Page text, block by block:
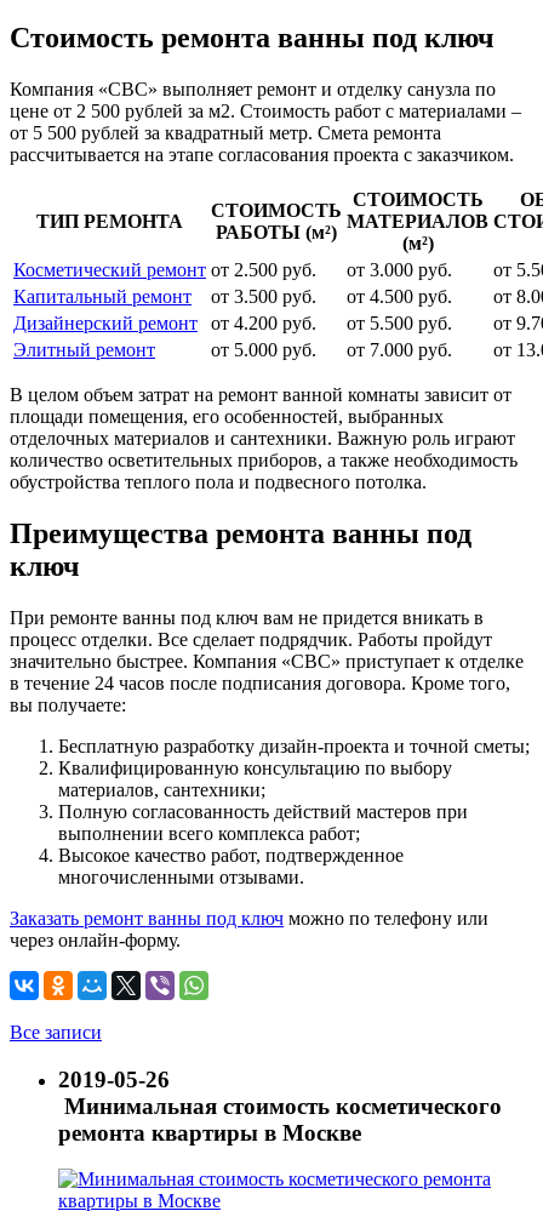
Стоимость ремонта ванны под ключ
Компания «СВС» выполняет ремонт и отделку санузла по
цене от 2 500 рублей за м2. Стоимость работ с материалами –
от 5 500 рублей за квадратный метр. Смета ремонта
рассчитывается на этапе согласования проекта с заказчиком.
ТИП РЕМОНТА
СТОИМОСТЬ
РАБОТЫ (м²)
СТОИМОСТЬ
МАТЕРИАЛОВ
(м²)
Косметический ремонт от 2.500 руб. от 3.000 руб.
от
Капитальный ремонт
от 3.500 руб. от 4.500 руб.
от
Дизайнерский ремонт
от 4.200 руб. от 5.500 руб.
от
Элитный ремонт
от 5.000 руб. от 7.000 руб. от
В целом объем затрат на ремонт ванной комнаты зависит от
площади помещения, его особенностей, выбранных
отделочных материалов и сантехники. Важную роль играют
количество осветительных приборов, а также необходимость
обустройства теплого пола и подвесного потолка.
Преимущества ремонта ванны под
ключ
При ремонте ванны под ключ вам не придется вникать в
процесс отделки. Все сделает подрядчик. Работы пройдут
значительно быстрее. Компания «СВС» приступает к отделке
в течение 24 часов после подписания договора. Кроме того,
вы получаете:
Бесплатную разработку дизайн-проекта и точной сметы;
Квалифицированную консультацию по выбору
материалов, сантехники;
Полную согласованность действий мастеров при
выполнении всего комплекса работ;
Высокое качество работ, подтвержденное
многочисленными отзывами.
Заказать ремонт ванны под ключ можно по телефону или
через онлайн-форму.
Все записи
2019-05-26
Минимальная стоимость косметического
ремонта квартиры в Москве